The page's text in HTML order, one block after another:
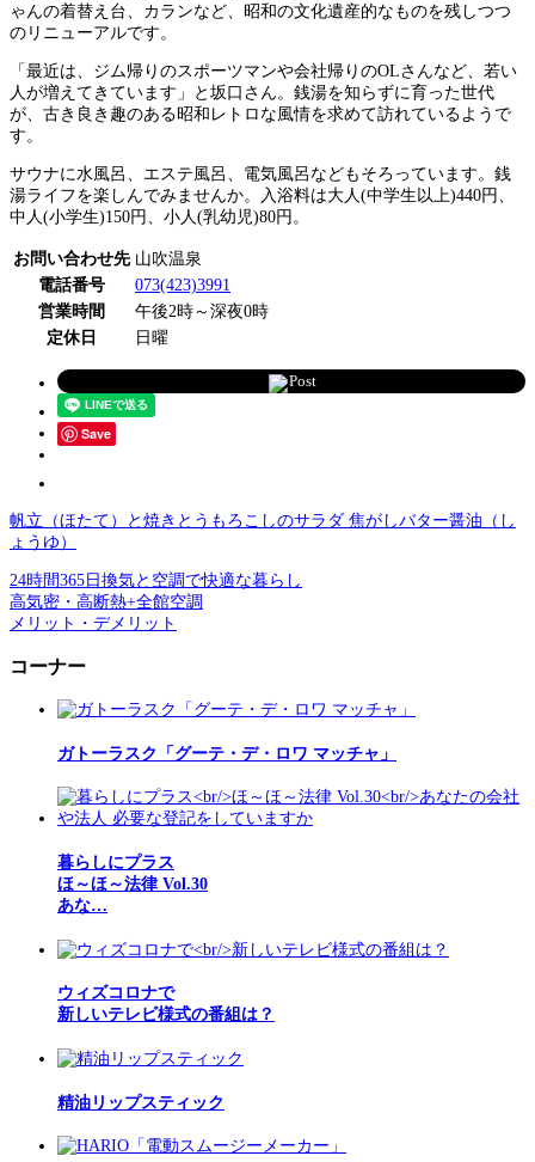
ゃんの着替え台、カランなど、昭和の文化遺産的なものを残しつつ
のリニューアルです。
「最近は、ジム帰りのスポーツマンや会社帰りのOLさんなど、若い
人が増えてきています」と坂口さん。銭湯を知らずに育った世代
が、古き良き趣のある昭和レトロな風情を求めて訪れているようで
す。
サウナに水風呂、エステ風呂、電気風呂などもそろっています。銭
湯ライフを楽しんでみませんか。入浴料は大人(中学生以上)440円、
中人(小学生)150円、小人(乳幼児)80円。
お問い合わせ先 山吹温泉
電話番号
073(423)3991
営業時間
午後2時～深夜0時
定休日
日曜
Post
Save
帆立（ほたて）と焼きとうもろこしのサラダ 焦がしバター醤油（し
ょうゆ）
24時間365日換気と空調で快適な暮らし
高気密・高断熱+全館空調
メリット・デメリット
コーナー
ガトーラスク「グーテ・デ・ロワ マッチャ」
暮らしにプラス
ほ～ほ～法律 Vol.30
あな…
ウィズコロナで
新しいテレビ様式の番組は？
精油リップスティック